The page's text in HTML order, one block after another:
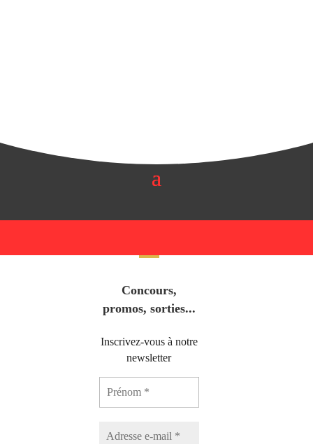
Concours,
promos, sorties...
Inscrivez-vous à notre
newsletter